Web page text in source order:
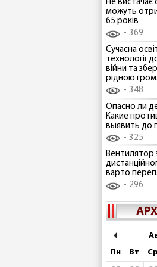
Не вистачає
можуть
65 років
369
Сучасна
технології
війни та
рідною
348
Опасно ли
Какие
выявить до
325
Вентилятор
варто
296
Пн
Вт Ср